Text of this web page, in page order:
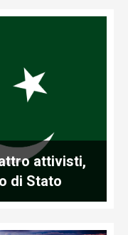
attivisti,
di Stato